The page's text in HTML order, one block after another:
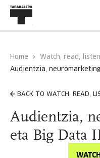
Home Watch, read, listen
audientzia,
BACK TO WATCH, READ,
Audientzia,
eta Big Data